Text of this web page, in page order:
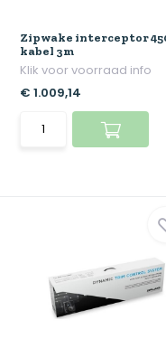
Zipwake interceptor
kabel 3m
Klik voor voorraad info
€ 1.009,14